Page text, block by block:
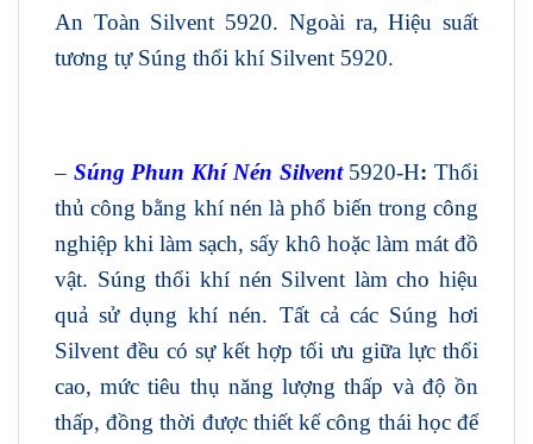
An Toàn Silvent 5920. Ngoài ra, Hiệu suất
tương tự Súng thổi khí Silvent 5920.
– Súng Phun Khí Nén Silvent5920-H: Thổi
thủ công bằng khí nén là phổ biến trong công
nghiệp khi làm sạch, sấy khô hoặc làm mát đồ
vật. Súng thổi khí nén Silvent làm cho hiệu
quả sử dụng khí nén. Tất cả các Súng hơi
Silvent đều có sự kết hợp tối ưu giữa lực thổi
cao, mức tiêu thụ năng lượng thấp và độ ồn
thấp, đồng thời được thiết kế công thái học để